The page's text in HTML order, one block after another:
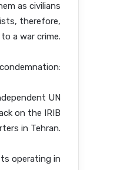
as civilians
therefore,
a war crime.
UN
on the IRIB
in Tehran.
operating in